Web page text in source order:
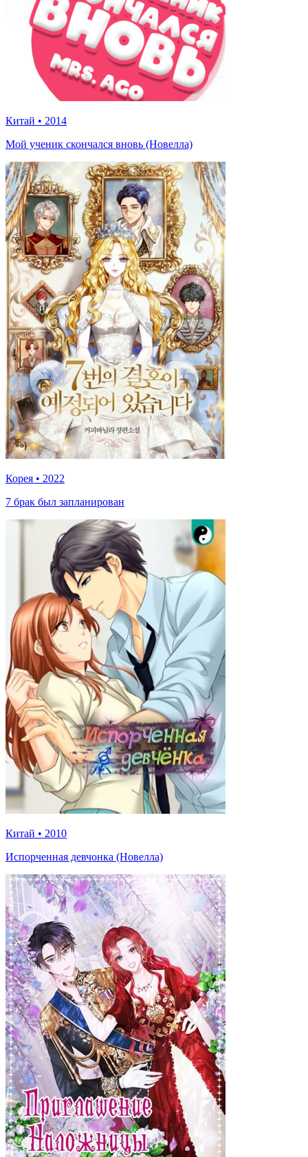
Китай • 2014
Мой ученик скончался вновь (Новелла)
Корея • 2022
7 брак был запланирован
Китай • 2010
Испорченная девчонка (Новелла)